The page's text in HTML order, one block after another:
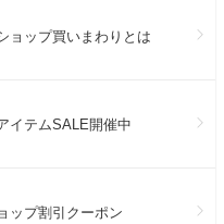
ョップ買いまわりとは
イテムSALE開催中
ップ割引クーポン